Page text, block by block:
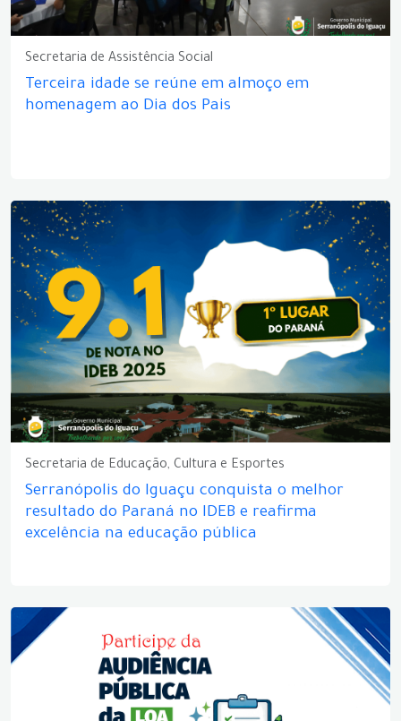
Secretaria de Assistência Social
Terceira idade se reúne em almoço em
homenagem ao Dia dos Pais
Secretaria de Educação, Cultura e Esportes
Serranópolis do Iguaçu conquista o melhor
resultado do Paraná no IDEB e reafirma
excelência na educação pública